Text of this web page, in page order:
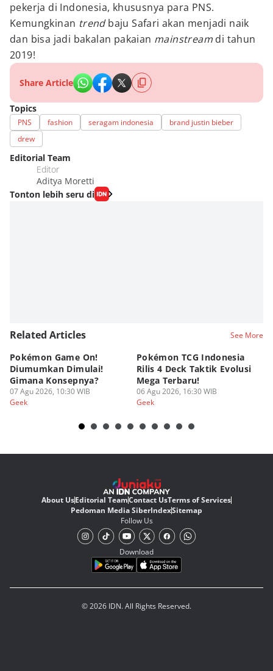
pekerja di Indonesia, khususnya para PNS.
Kemungkinan trendbaju Safari akan menjadi naik
dan bisa jadi bakalan pakaian mainstream di tahun
2019!
Share Article
Topics
PNS fashion seragam indonesia
brand justin bieber
drew
Editorial Team
Editor
Aditya Moretti
Tonton lebih seru di
Related Articles See More
Pokémon Game On!
Diumumkan Dimulai!
Gimana Konsepnya?
07 Agu 2026, 10:30 WIB
Geek
Pokémon TCG Indonesia
Rilis 4 Deck Taktik Evolusi
Mega Terbaru!
06 Agu 2026, 16:30 WIB
Geek
About UsEditorial TeamContact UsTerms of Services
Pedoman Media SiberIndexSitemap
Follow Us
Download
© 2026 IDN. All Rights Reserved.